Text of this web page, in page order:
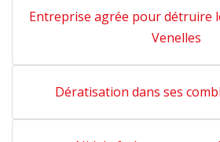
Entreprise agrée pour détruire
Venelles
Dératisation dans ses